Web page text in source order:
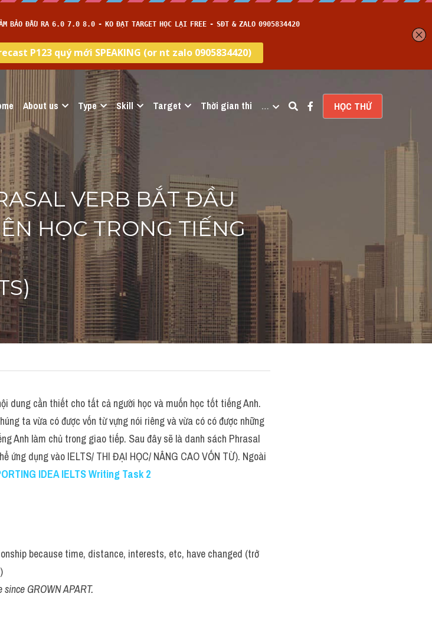
About us Type Skill Target Thời gian thi … HỌC THỬ
VERB BẮT ĐẦU
HỌC TRONG TIẾNG
dung cần thiết cho tất cả người học và muốn học tốt tiếng Anh.
ta vừa có được vốn từ vựng nói riêng và vừa có có được những
Anh làm chủ trong giao tiếp. Sau đây sẽ là danh sách Phrasal
ứng dụng vào IELTS/ THI ĐẠI HỌC/ NÂNG CAO VỐN TỪ). Ngoài
IDEA IELTS Writing Task 2
because time, distance, interests, etc, have changed (trở
GROWN APART.